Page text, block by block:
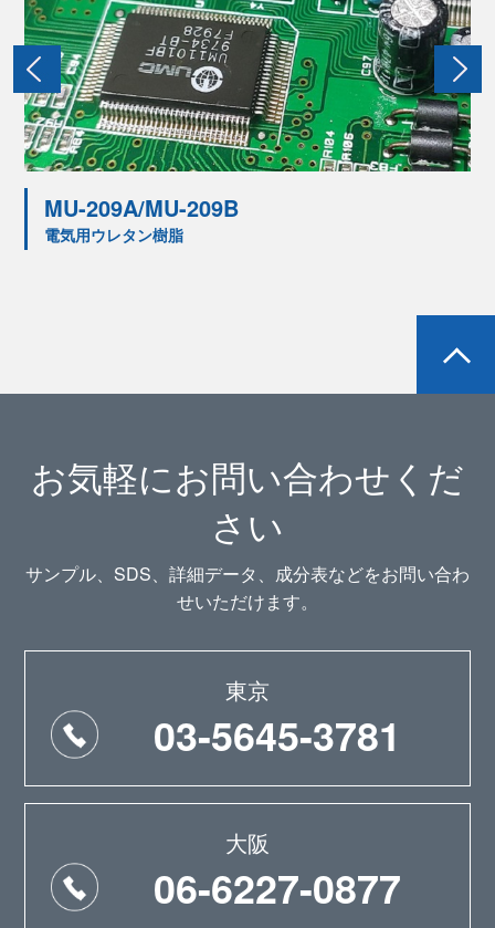
MU-209A/MU-209B
電気用ウレタン樹脂
お気軽にお問い合わせくだ
さい
サンプル、SDS、詳細データ、成分表などをお問い合わ
せいただけます。
東京
03-5645-3781
大阪
06-6227-0877